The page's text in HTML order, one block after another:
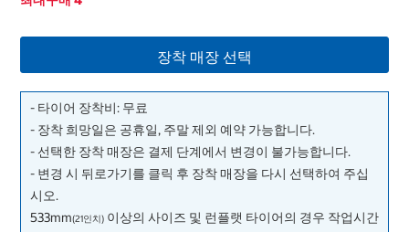
장착 매장 선택
- 타이어 장착비: 무료
- 장착 희망일은 공휴일, 주말 제외 예약 가능합니다.
- 선택한 장착 매장은 결제 단계에서 변경이 불가능합니다.
- 변경 시 뒤로가기를 클릭 후 장착 매장을 다시 선택하여 주십
시오.
533mm(21인치) 이상의 사이즈 및 런플랫 타이어의 경우 작업시간